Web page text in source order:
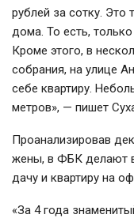
рублей за сотку. Это
дома. То есть,
Кроме этого, в
собрания, на улице
себе квартиру.
метров», — пишет
Проанализировав
жены, в ФБК делают
дачу и квартиру на
«За 4 года